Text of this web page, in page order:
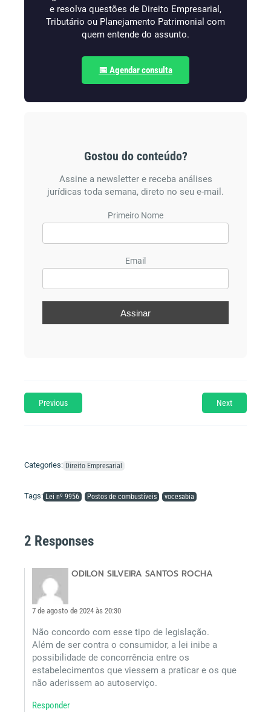
e resolva questões de Direito Empresarial,
Tributário ou Planejamento Patrimonial com
quem entende do assunto.
📅 Agendar consulta
Gostou do conteúdo?
Assine a newsletter e receba análises
jurídicas toda semana, direto no seu e-mail.
Primeiro Nome
Email
Previous Next
Categories: Direito Empresarial
Tags: Lei nº 9956 Postos de combustíveis vocesabia
2 Responses
ODILON SILVEIRA SANTOS ROCHA
7 de agosto de 2024 às 20:30
Não concordo com esse tipo de legislação.
Além de ser contra o consumidor, a lei inibe a
possibilidade de concorrência entre os
estabelecimentos que viessem a praticar e os que
não aderissem ao autoserviço.
Responder